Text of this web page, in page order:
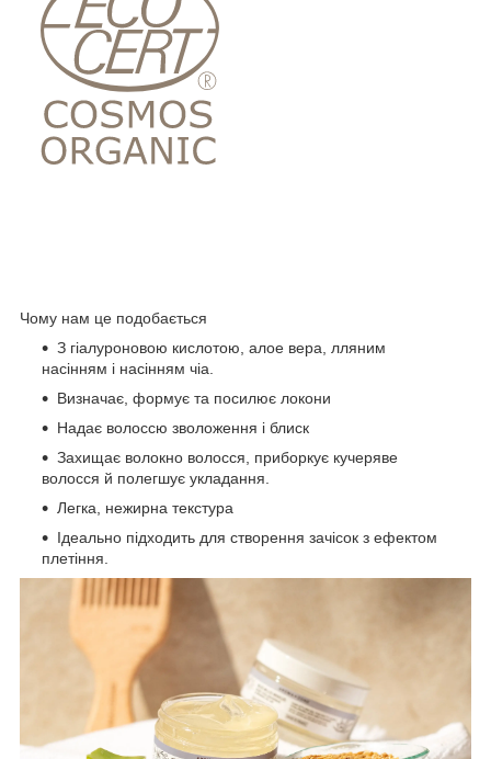
Чому нам це подобається
З гіалуроновою кислотою, алое вера, лляним
насінням і насінням чіа.
Визначає, формує та посилює локони
Надає волоссю зволоження і блиск
Захищає волокно волосся, приборкує кучеряве
волосся й полегшує укладання.
Легка, нежирна текстура
Ідеально підходить для створення зачісок з ефектом
плетіння.